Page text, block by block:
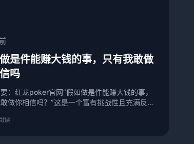
是件能赚大钱的事，只有我敢做
吗
：红龙poker官网“假如做是件能赚大钱的事，
做你相信吗？”这是一个富有挑战性且充满反思
读